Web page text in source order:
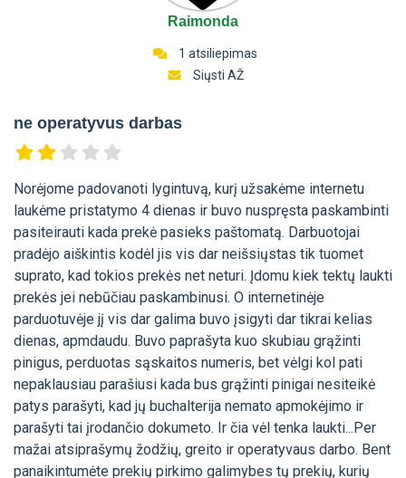
Raimonda
1 atsiliepimas
Siųsti AŽ
ne operatyvus darbas
Norėjome padovanoti lygintuvą, kurį užsakėme internetu
laukėme pristatymo 4 dienas ir buvo nuspręsta paskambinti
pasiteirauti kada prekė pasieks paštomatą. Darbuotojai
pradėjo aiškintis kodėl jis vis dar neišsiųstas tik tuomet
suprato, kad tokios prekės net neturi. Įdomu kiek tektų laukti
prekės jei nebūčiau paskambinusi. O internetinėje
parduotuvėje jį vis dar galima buvo įsigyti dar tikrai kelias
dienas, apmdaudu. Buvo paprašyta kuo skubiau grąžinti
pinigus, perduotas sąskaitos numeris, bet vėlgi kol pati
nepaklausiau parašiusi kada bus grąžinti pinigai nesiteikė
patys parašyti, kad jų buchalterija nemato apmokėjimo ir
parašyti tai įrodančio dokumeto. Ir čia vėl tenka laukti...Per
mažai atsiprašymų žodžių, greito ir operatyvaus darbo. Bent
panaikintumėte prekių pirkimo galimybes tų prekių, kurių